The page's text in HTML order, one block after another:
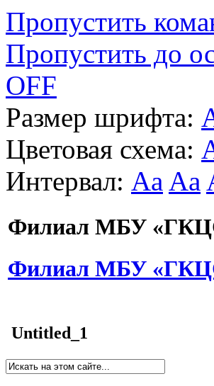
Пропустить
Пропустить до
OFF
Размер шрифта:
Цветовая схема:
Интервал: Aa Aa
Филиал МБУ
Филиал МБУ
Untitled_1